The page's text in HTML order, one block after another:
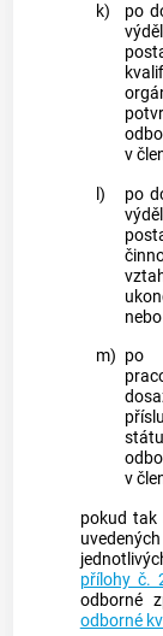
k)
po
v
l)
po
m) po
v
pokud
přílohy č.
odborné
odborné